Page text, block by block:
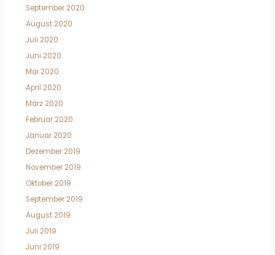
September 2020
August 2020
Juli 2020
Juni 2020
Mai 2020
April 2020
März 2020
Februar 2020
Januar 2020
Dezember 2019
November 2019
Oktober 2019
September 2019
August 2019
Juli 2019
Juni 2019